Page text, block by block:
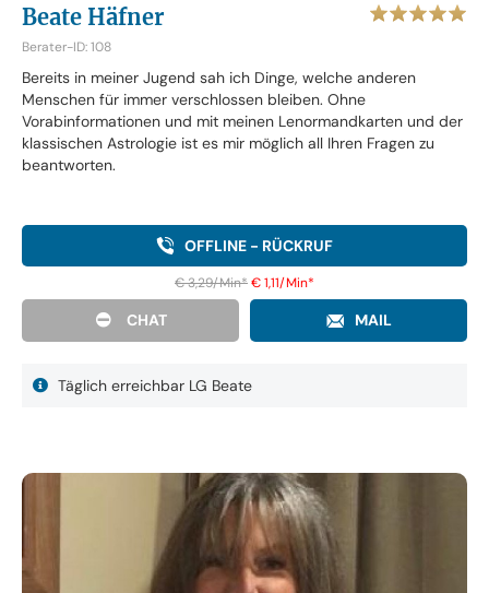
Beate Häfner
Berater-ID: 108
Bereits in meiner Jugend sah ich Dinge, welche anderen
Menschen für immer verschlossen bleiben. Ohne
Vorabinformationen und mit meinen Lenormandkarten und der
klassischen Astrologie ist es mir möglich all Ihren Fragen zu
beantworten.
OFFLINE - RÜCKRUF
€ 3,29/Min*€ 1,11/Min*
CHAT MAIL
Täglich erreichbar LG Beate